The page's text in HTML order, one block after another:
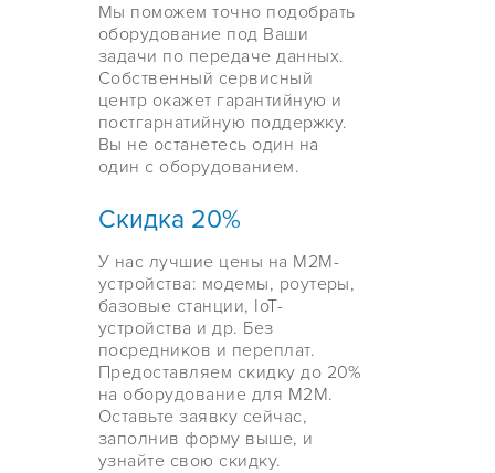
Мы поможем точно подобрать
оборудование под Ваши
задачи по передаче данных.
Собственный сервисный
центр окажет гарантийную и
постгарнатийную поддержку.
Вы не останетесь один на
один с оборудованием.
Скидка 20%
У нас лучшие цены на М2М-
устройства: модемы, роутеры,
базовые станции, IoT-
устройства и др. Без
посредников и переплат.
Предоставляем скидку до 20%
на оборудование для М2М.
Оставьте заявку сейчас,
заполнив форму выше, и
узнайте свою скидку.